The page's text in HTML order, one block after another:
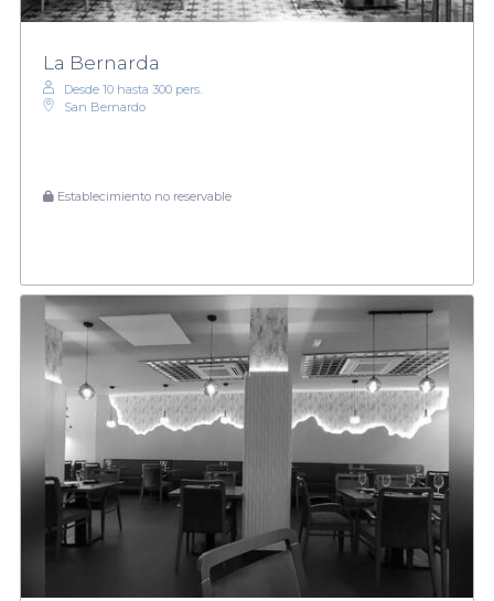
La Bernarda
Desde 10 hasta 300 pers.
San Bernardo
Establecimiento no reservable